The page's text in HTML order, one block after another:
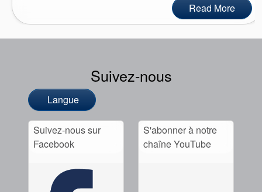
Read More
Suivez-nous
Langue
Suivez-nous sur
Facebook
S'abonner à notre
chaîne YouTube